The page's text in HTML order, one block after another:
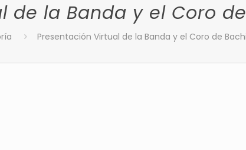
de la Banda y el Coro
Presentación Virtual de la Banda y el Coro de